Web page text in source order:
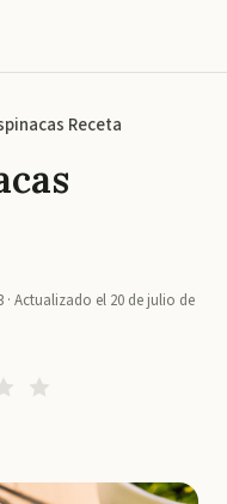
Receta
· Actualizado el 20 de julio de